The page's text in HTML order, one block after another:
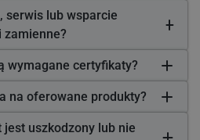
serwis lub wsparcie
zamienne?
wymagane certyfikaty?
na oferowane produkty?
uszkodzony lub nie